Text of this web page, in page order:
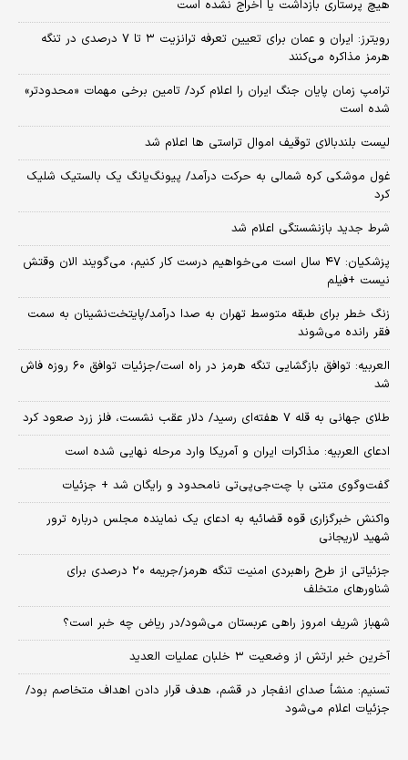
هیچ پرستاری بازداشت یا اخراج نشده است
رویترز: ایران و عمان برای تعیین تعرفه ترانزیت ۳ تا ۷ درصدی در تنگه
هرمز مذاکره می‌کنند
ترامپ زمان پایان جنگ ایران را اعلام کرد/ تامین برخی مهمات «محدودتر»
شده است
لیست بلندبالای توقیف اموال تراستی ها اعلام شد
غول موشکی کره شمالی به حرکت درآمد/ پیونگ‌یانگ یک بالستیک شلیک
کرد
شرط جدید بازنشستگی اعلام شد
پزشکیان: ۴۷ سال است می‌خواهیم درست کار کنیم، می‌گویند الان وقتش
نیست +فیلم
زنگ خطر برای طبقه متوسط تهران به صدا درآمد/پایتخت‌نشینان به سمت
فقر رانده می‌شوند
العربیه: توافق بازگشایی تنگه هرمز در راه است/جزئیات توافق ۶۰ روزه فاش
شد
طلای جهانی به قله ۷ هفته‌ای رسید/ دلار عقب نشست، فلز زرد صعود کرد
ادعای العربیه: مذاکرات ایران و آمریکا وارد مرحله نهایی شده است
گفت‌وگوی متنی با چت‌جی‌پی‌تی نامحدود و رایگان شد + جزئیات
واکنش خبرگزاری قوه قضائیه به ادعای یک نماینده مجلس درباره ترور
شهید لاریجانی
جزئیاتی از طرح راهبردی امنیت تنگه هرمز/جریمه ۲۰ درصدی برای
شناورهای متخلف
شهباز شریف امروز راهی عربستان می‌شود/در ریاض چه خبر است؟
آخرین خبر ارتش از وضعیت ۳ خلبان عملیات العدید
تسنیم: منشأ صدای انفجار در قشم، هدف قرار دادن اهداف متخاصم بود/
جزئیات اعلام می‌شود